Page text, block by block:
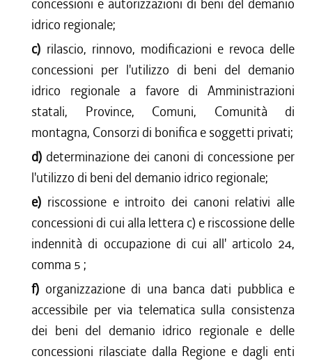
concessioni e autorizzazioni di beni del demanio
idrico regionale;
c) rilascio, rinnovo, modificazioni e revoca delle
concessioni per l'utilizzo di beni del demanio
idrico regionale a favore di Amministrazioni
statali, Province, Comuni, Comunità di
montagna, Consorzi di bonifica e soggetti privati;
d) determinazione dei canoni di concessione per
l'utilizzo di beni del demanio idrico regionale;
e) riscossione e introito dei canoni relativi alle
concessioni di cui alla lettera c) e riscossione delle
indennità di occupazione di cui all' articolo 24,
comma 5 ;
f) organizzazione di una banca dati pubblica e
accessibile per via telematica sulla consistenza
dei beni del demanio idrico regionale e delle
concessioni rilasciate dalla Regione e dagli enti